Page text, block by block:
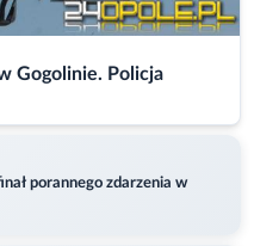
Gogolinie. Policja
porannego zdarzenia w